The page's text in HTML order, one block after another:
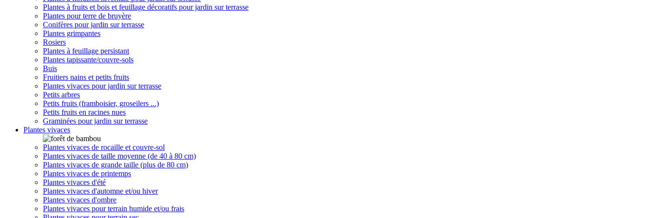
Plantes à fruits et bois et feuillage décoratifs pour jardin sur terrasse
Plantes pour terre de bruyère
Conifères pour jardin sur terrasse
Plantes grimpantes
Rosiers
Plantes à feuillage persistant
Plantes tapissante/couvre-sols
Buis
Fruitiers nains et petits fruits
Plantes vivaces pour jardin sur terrasse
Petits arbres
Petits fruits (framboisier, groseilers ...)
Petits fruits en racines nues
Graminées pour jardin sur terrasse
Plantes vivaces
Plantes vivaces de rocaille et couvre-sol
Plantes vivaces de taille moyenne (de 40 à 80 cm)
Plantes vivaces de grande taille (plus de 80 cm)
Plantes vivaces de printemps
Plantes vivaces d'été
Plantes vivaces d'automne et/ou hiver
Plantes vivaces d'ombre
Plantes vivaces pour terrain humide et/ou frais